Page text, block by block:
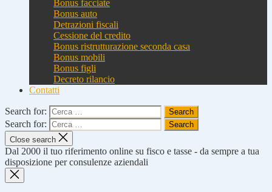
Bonus facciate
Bonus auto
Detrazioni fiscali
Cessione del credito
Bonus ristrutturazione seconda casa
Bonus mobili
Bonus figli
Decreto rilancio
Contatti
Search for:
Search for:
Close search
Dal 2000 il tuo riferimento online su fisco e tasse - da sempre a tua
disposizione per consulenze aziendali